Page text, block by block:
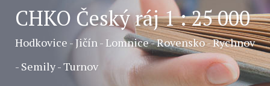
CHKO Český ráj 1 : 25 000
Hodkovice - Jičín - Lomnice - Rovensko - Rychnov
- Semily - Turnov